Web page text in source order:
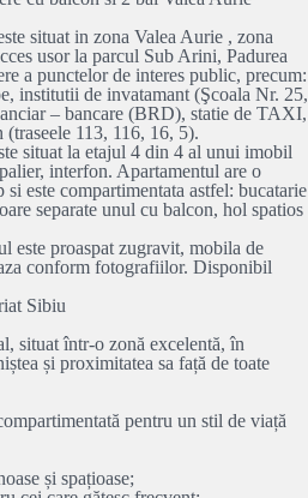
situat in zona Valea Aurie , zona
usor la parcul Sub Arini, Padurea
a punctelor de interes public, precum:
institutii de invatamant (Şcoala Nr. 25,
– bancare (BRD), statie de TAXI,
113, 116, 16, 5).
situat la etajul 4 din 4 al unui imobil
interfon. Apartamentul are o
este compartimentata astfel: bucatarie
separate unul cu balcon, hol spatios
proaspat zugravit, mobila de
conform fotografiilor. Disponibil
Sibiu
situat într-o zonă excelentă, în
și proximitatea sa față de toate
pentru un stil de viață
și spațioase;